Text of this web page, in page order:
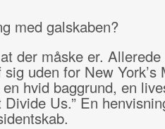
med galskaben?
der måske er.
uden for New York’s
hvid baggrund, en
Us.” En